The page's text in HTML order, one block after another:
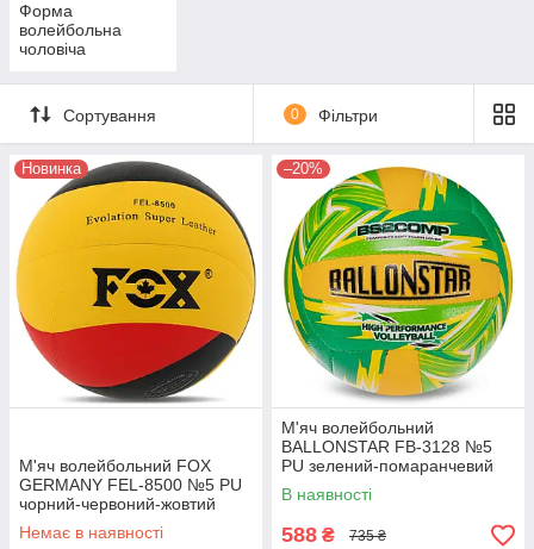
Форма
волейбольна
чоловіча
Сортування 0 Фільтри
Новинка
М'яч волейбольний FOX
GERMANY FEL-8500 №5 PU
чорний-червоний-жовтий
Немає в наявності
–20%
М'яч волейбольний
BALLONSTAR FB-3128 №5
PU зелений-помаранчевий
В наявності
588 ₴ 735 ₴